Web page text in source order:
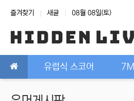
상단 네비
즐겨찾기 새글 08월 08일(토)
메인 메뉴유럽식 스코어